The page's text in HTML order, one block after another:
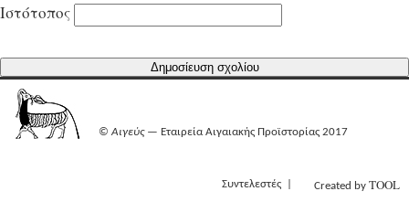
Ιστότοπος
©Αιγεύς— Εταιρεία Αιγαιακής Προϊστορίας 2017
Συντελεστές Created by TOOL